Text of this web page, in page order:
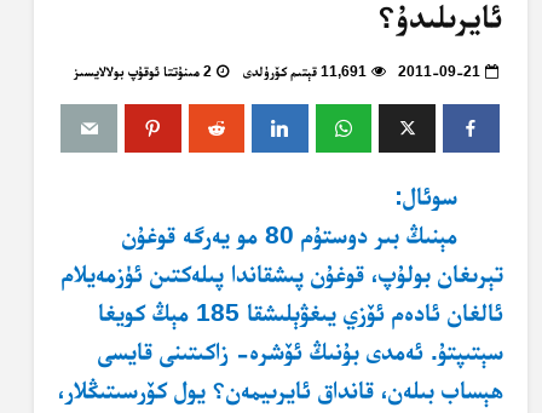
ئايرىلىدۇ؟
2011-09-21 11,691 قېتىم كۆرۈلدى 2 مىنۇتتا ئوقۇپ بولالايسىز
سوئال:
مېنىڭ بىر دوستۇم 80 مو يەرگە قوغۇن
تېرىغان بولۇپ، قوغۇن پىشقاندا پىلەكتىن ئۈزمەيلام
ئالغان ئادەم ئۆزي يىغۋېلىشقا 185 مېڭ كويغا
سېتىپتۇ. ئەمدى بۇنىڭ ئۆشرە- زاكىتىنى قايسى
ھېساب بىلەن، قانداق ئايرىيمەن؟ يول كۆرسىتىڭلار،